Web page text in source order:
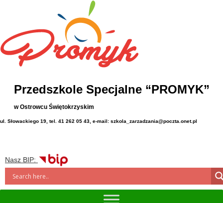
Przedszkole Specjalne “PROMYK”
w Ostrowcu Świętokrzyskim
ul. Słowackiego 19, tel. 41 262 05 43, e-mail: szkola_zarzadzania@poczta.onet.pl
Nasz BIP: